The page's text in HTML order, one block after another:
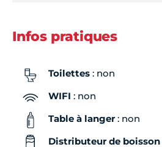
Infos pratiques
Toilettes : non
WIFI : non
Table à langer: non
Distributeur de boisson